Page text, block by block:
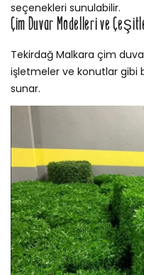
seçenekleri sunulabilir.
Çim Duvar Modelleri ve
Tekirdağ Malkara çim
işletmeler ve konutlar gibi
sunar.